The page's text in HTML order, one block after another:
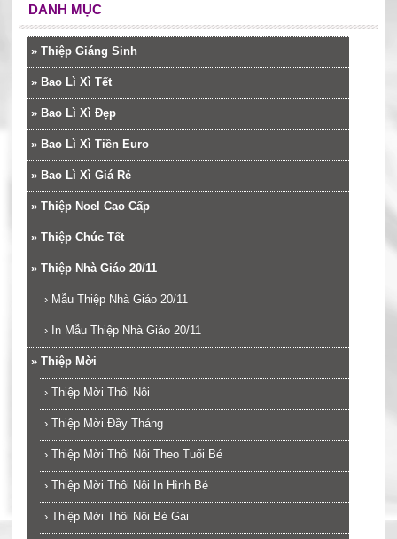
DANH MỤC
» Thiệp Giáng Sinh
» Bao Lì Xì Tết
» Bao Lì Xì Đẹp
» Bao Lì Xì Tiền Euro
» Bao Lì Xì Giá Rẻ
» Thiệp Noel Cao Cấp
» Thiệp Chúc Tết
» Thiệp Nhà Giáo 20/11
› Mẫu Thiệp Nhà Giáo 20/11
› In Mẫu Thiệp Nhà Giáo 20/11
» Thiệp Mời
› Thiệp Mời Thôi Nôi
› Thiệp Mời Đầy Tháng
› Thiệp Mời Thôi Nôi Theo Tuổi Bé
› Thiệp Mời Thôi Nôi In Hình Bé
› Thiệp Mời Thôi Nôi Bé Gái